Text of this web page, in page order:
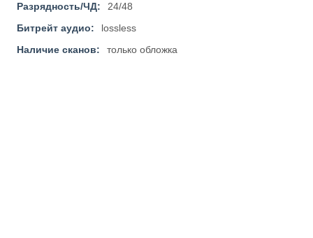
Разрядность/ЧД:
24/48
Битрейт аудио:
lossless
Наличие сканов:
только обложка